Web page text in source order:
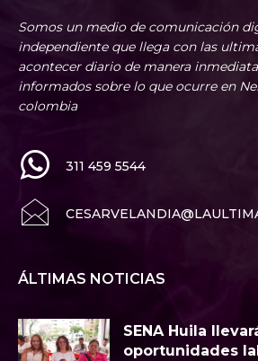
Somos un medio de comunicación
independiente que llega con las
acontecer diario de manera
informados sobre lo que ocurre en
colombia
311 459 5544
ÁLTIMAS NOTICIAS
SENA Huila
oportunidades